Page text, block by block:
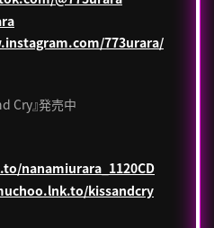
773urara/
Cry』発売中
nanamiurara_1120CD
kissandcry